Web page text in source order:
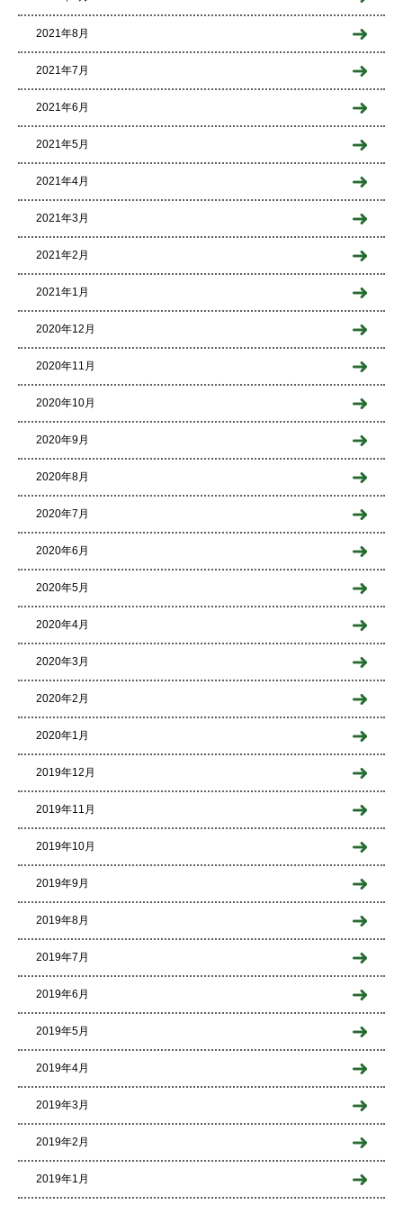
2021年8月
2021年7月
2021年6月
2021年5月
2021年4月
2021年3月
2021年2月
2021年1月
2020年12月
2020年11月
2020年10月
2020年9月
2020年8月
2020年7月
2020年6月
2020年5月
2020年4月
2020年3月
2020年2月
2020年1月
2019年12月
2019年11月
2019年10月
2019年9月
2019年8月
2019年7月
2019年6月
2019年5月
2019年4月
2019年3月
2019年2月
2019年1月